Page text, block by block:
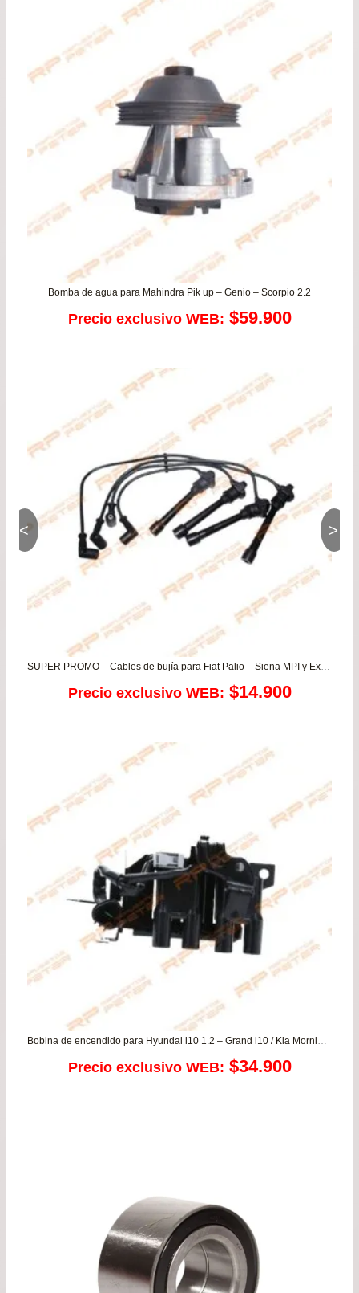
era:
$110.900.
Bomba de agua para Mahindra Pik up – Genio – Scorpio 2.2
Precio exclusivo WEB: $59.900
SUPER PROMO – Cables de bujía para Fiat Palio – Siena MPI y Ex Fire
Precio exclusivo WEB: $14.900
Bobina de encendido para Hyundai i10 1.2 – Grand i10 / Kia Morning 1.2
Precio exclusivo WEB: $34.900
< >